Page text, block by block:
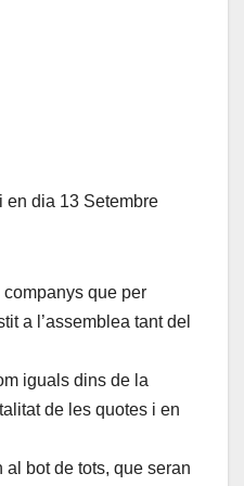
en dia 13 Setembre
companys que per
a l’assemblea tant del
iguals dins de la
de les quotes i en
bot de tots, que seran